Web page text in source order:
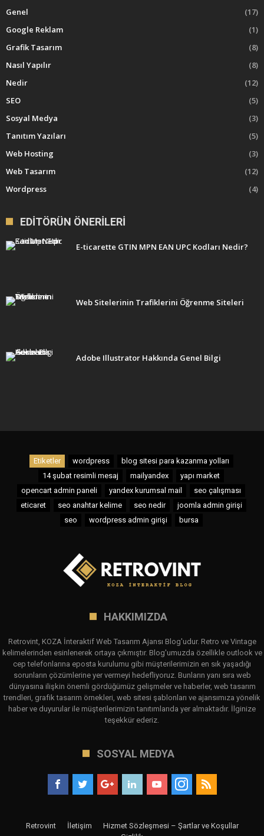
Genel
(17)
Google Reklam
(1)
Grafik Tasarım
(8)
Nasıl Yapılır
(8)
Nedir
(12)
SEO
(5)
Sosyal Medya
(3)
Tanıtım Yazıları
(5)
Web Hosting
(3)
Web Tasarım
(12)
Wordpress
(4)
EDITÖRÜN ÖNERILERI
E-ticarette GTIN MPN EAN UPC Kodları Nedir?
Web Sitelerinin Trafiklerini Öğrenme Siteleri
Adobe Illustrator Hakkında Genel Bilgi
Etiketler wordpress
blog sitesi para kazanma yolları
14 şubat resimli mesaj
mailyandex
yapı market
opencart admin paneli
yandex kurumsal mail
seo çalışması
eticaret
seo anahtar kelime seo nedir
joomla admin girişi
seo
wordpress admin girişi bursa
HAKKIMIZDA
Retrovint, KOZA İnteraktif Web Tasarım Ajansı Blog'udur. Retro ve Vintage
kelimelerinden esinlenerek ortaya çıkmıştır. Blog'umuzda özellikle outlook ve
cep telefonlarına eposta kurulumu gibi müşterilerimizin en sık yaşadığı
sorunların çözümlerine yer vermeyi hedefliyoruz. Bunların yanı sıra web
dünyasına ilişkin önemli gördüğümüz gelişmeler ve haberler, web tasarım
trendleri, grafik tasarım örnekleri, web sitesi şablonları ve ajansımıza yönelik
haber ve duyurular ile müşterilerimizin tanıtımlarıda yer almaktadır. İlginize
teşekkür ederiz.
SOSYAL MEDYA
Retrovint İletişim
Hizmet Sözleşmesi – Şartlar ve Koşullar